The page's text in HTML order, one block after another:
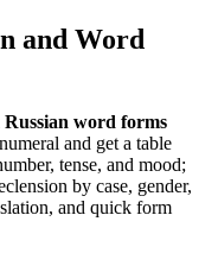
and Word
word forms
and get a table
tense, and mood;
by case, gender,
and quick form